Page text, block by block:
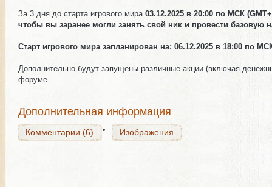
За 3 дня до старта игрового мира 03.12.2025 в 20:00 по МСК
чтобы вы заранее могли занять свой ник и провести базовую
Старт игрового мира запланирован на: 06.12.2025 в 18:00 по
Дополнительно будут запущены различные акции (включая
форуме
Дополнительная информация
Комментарии (6)
Комментарии (6) Изображения